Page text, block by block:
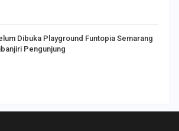
Dibuka Playground Funtopia Semarang
Pengunjung